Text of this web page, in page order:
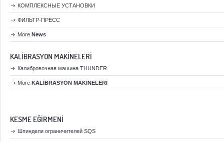
КОМПЛЕКСНЫЕ УСТАНОВКИ
ФИЛЬТР-ПРЕСС
More News
KALİBRASYON MAKİNELERİ
Калибровочная машина THUNDER
More KALİBRASYON MAKİNELERİ
KESME EĞİRMENİ
Шпиндели ограничителей SQS